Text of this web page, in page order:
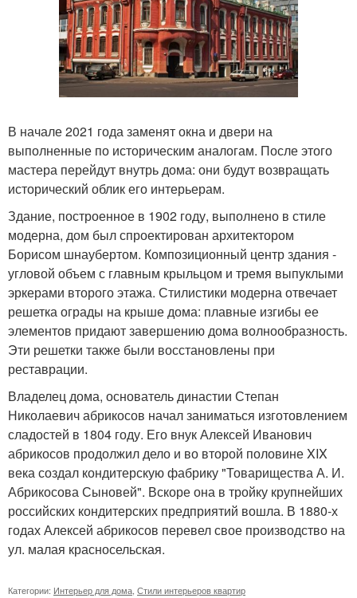
В начале 2021 года заменят окна и двери на
выполненные по историческим аналогам. После этого
мастера перейдут внутрь дома: они будут возвращать
исторический облик его интерьерам.
Здание, построенное в 1902 году, выполнено в стиле
модерна, дом был спроектирован архитектором
Борисом шнаубертом. Композиционный центр здания -
угловой объем с главным крыльцом и тремя выпуклыми
эркерами второго этажа. Стилистики модерна отвечает
решетка ограды на крыше дома: плавные изгибы ее
элементов придают завершению дома волнообразность.
Эти решетки также были восстановлены при
реставрации.
Владелец дома, основатель династии Степан
Николаевич абрикосов начал заниматься изготовлением
сладостей в 1804 году. Его внук Алексей Иванович
абрикосов продолжил дело и во второй половине XIX
века создал кондитерскую фабрику "Товарищества А. И.
Абрикосова Сыновей". Вскоре она в тройку крупнейших
российских кондитерских предприятий вошла. В 1880-х
годах Алексей абрикосов перевел свое производство на
ул. малая красносельская.
Категории: Интерьер для дома, Стили интерьеров квартир